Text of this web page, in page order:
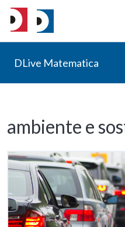
DLive Matematica
ambiente e